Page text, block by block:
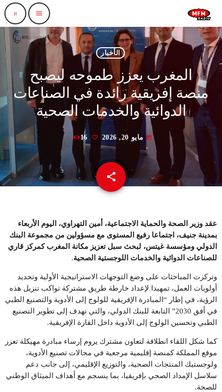
menu
pause
الأخبار
المغرب يعزز طموحه ليصبح
منصة إفريقية رائدة في الصناعات
الدوائية والخدمات الصحية
today مايو 20, 2026 16
share
email
عقد وزير الصحة والحماية الاجتماعية، أمين التهراوي، اليوم الأربعاء
بمدينة جنيف، اجتماعا رفيع المستوى مع مسؤولين من مجموعة البنك
الدولي ومؤسسة غيتس، لبحث سبل تعزيز مكانة المغرب كمركز قاري
للصناعات الدوائية والخدمات اللوجستية الصحية.
وتركزت المباحثات على وضع التوجهات الاستراتيجية الأولية وتحديد
أولويات العمل، تمهيدا لإعداد خارطة طريق مشتركة تواكب تنزيل هذه
الرؤية، في إطار “المبادرة الإفريقية للولوج إلى الأدوية والتصنيع الطبي
في أفق 2030” التابعة للبنك الدولي، والتي تهدف إلى تطوير التصنيع
الطبي وتحسين الولوج إلى الأدوية داخل القارة الإفريقية.
كما شكل اللقاء انطلاقة لتعاون مشترك يروم إرساء مبادرة مهيكلة تعزز
موقع المملكة كمنصة إقليمية مرجعية في مجالات تصنيع الأدوية،
ولوجستيك المنتجات الصحية، والتوزيع الإقليمي، إلى جانب دعم
سلاسل الإمداد الصحي بإفريقيا، بما ينسجم مع أهداف الميثاق الوطني
للصحة.